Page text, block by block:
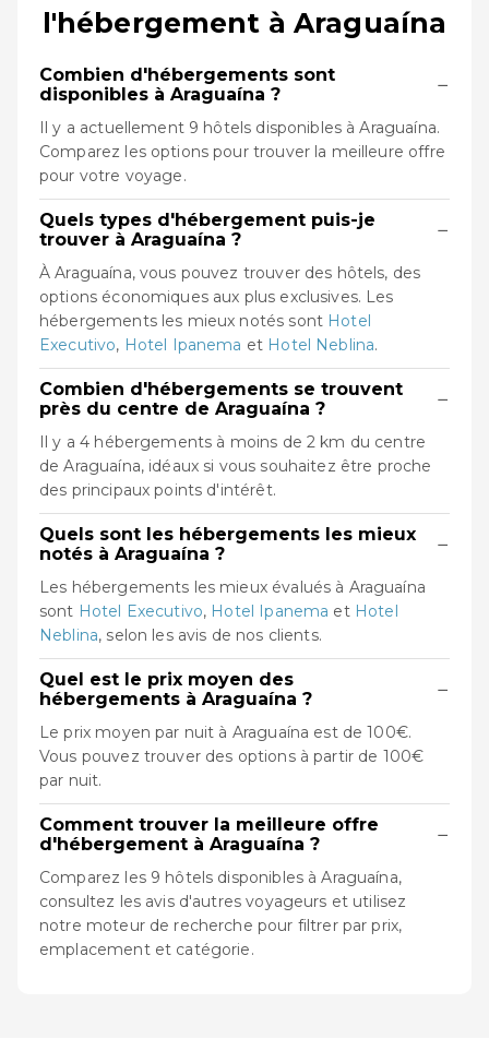
l'hébergement à Araguaína
Combien d'hébergements sont
disponibles à Araguaína ?
−
Il y a actuellement 9 hôtels disponibles à Araguaína.
Comparez les options pour trouver la meilleure offre
pour votre voyage.
Quels types d'hébergement puis-je
trouver à Araguaína ?
−
À Araguaína, vous pouvez trouver des hôtels, des
options économiques aux plus exclusives. Les
hébergements les mieux notés sont Hotel
Executivo, Hotel Ipanema et Hotel Neblina.
Combien d'hébergements se trouvent
près du centre de Araguaína ?
−
Il y a 4 hébergements à moins de 2 km du centre
de Araguaína, idéaux si vous souhaitez être proche
des principaux points d'intérêt.
Quels sont les hébergements les mieux
notés à Araguaína ?
−
Les hébergements les mieux évalués à Araguaína
sont Hotel Executivo, Hotel Ipanema et Hotel
Neblina, selon les avis de nos clients.
Quel est le prix moyen des
hébergements à Araguaína ?
−
Le prix moyen par nuit à Araguaína est de 100€.
Vous pouvez trouver des options à partir de 100€
par nuit.
Comment trouver la meilleure offre
d'hébergement à Araguaína ?
−
Comparez les 9 hôtels disponibles à Araguaína,
consultez les avis d'autres voyageurs et utilisez
notre moteur de recherche pour filtrer par prix,
emplacement et catégorie.